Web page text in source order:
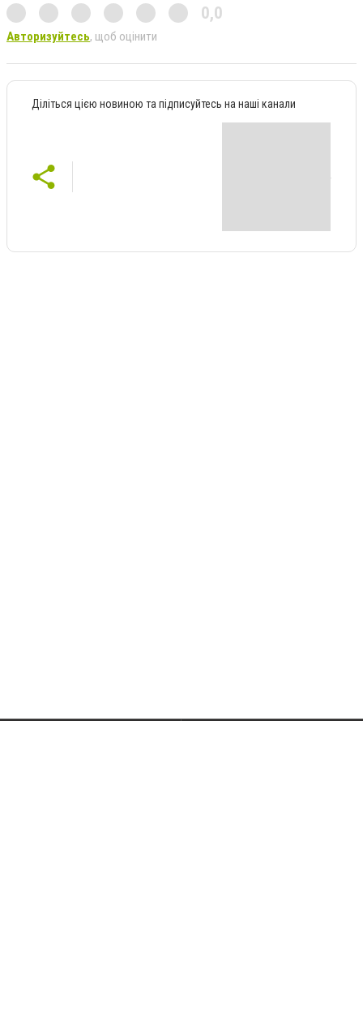
0,0
Авторизуйтесь, щоб оцінити
Діліться цією новиною та підписуйтесь на наші канали